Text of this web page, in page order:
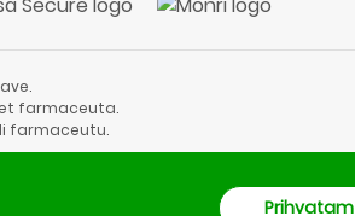
farmaceuta.
farmaceutu.
Prihvatam